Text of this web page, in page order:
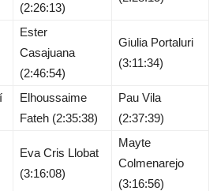
(2:26:13)
Ester
Casajuana
(2:46:54)
Giulia Portaluri
(3:11:34)
Elhoussaime
Fateh (2:35:38)
Pau Vila
(2:37:39)
Eva Cris Llobat
(3:16:08)
Mayte
Colmenarejo
(3:16:56)